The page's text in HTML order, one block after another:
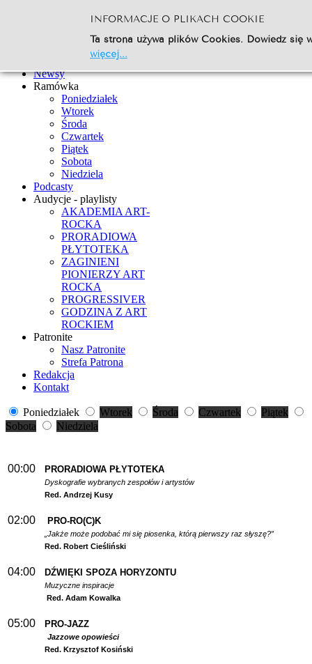
Go
Strona Główna
Newsy
Ramówka
Poniedziałek
Wtorek
Środa
Czwartek
Piątek
Sobota
Niedziela
Podcasty
Audycje - playlisty
AKADEMIA ART-
ROCKA
PRORADIOWA
PŁYTOTEKA
ZAGINIENI
PIONIERZY ART
ROCKA
PROGRESSIVER
GODZINA Z ART
ROCKIEM
Patronite
Nasz Patronite
Strefa Patrona
Redakcja
Kontakt
Poniedziałek Wtorek Środa Czwartek
Piątek
Sobota
Niedziela
00:00 PRORADIOWA PŁYTOTEKA
Dyskografie wybranych zespołów i artystów
Red. Andrzej Kusy
02:00 PRO-RO(C)K
„Jakże może podobać mi się piosenka, którą pierwszy raz słyszę?”
Red. Robert Cieśliński
04:00 DŹWIĘKI SPOZA HORYZONTU
Muzyczne inspiracje
Red. Adam Kowalka
05:00 PRO-JAZZ
Jazzowe opowieści
Red. Krzysztof Kosiński
INFORMACJE O PLIKACH COOKIE
Ta strona używa plików Cookies. Dowiedz
więcej...